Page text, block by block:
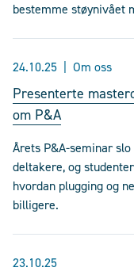
bestemme støynivået
24.10.25 Om oss
Presenterte
om P&A
Årets P&A-seminar
deltakere, og
hvordan plugging og
billigere.
23.10.25